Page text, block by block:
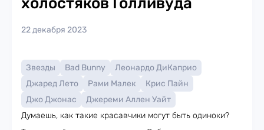
22 декабря 2023
Звезды Bad Bunny
Леонардо ДиКаприо
Джаред Лето
Рами Малек
Крис Пайн
Джо Джонас
Джереми Аллен Уайт
Думаешь, как такие красавчики могут быть одиноки?